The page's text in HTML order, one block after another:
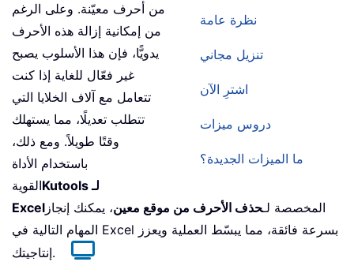
نظرة عامة
تنزيل مجاني
اشترِ الآن
دروس ميزات
ما الميزات الجديدة؟
من أحرف معيّنة. وعلى الرغم
من إمكانية إزالة هذه الأحرف
يدويًّا، فإن هذا الأسلوب يصبح
غير فعّال للغاية إذا كنت
تتعامل مع آلاف الخلايا التي
تتطلب تعديلًا، مما يستهلك
وقتًا طويلاً. ومع ذلك،
باستخدام الأداة
القويةKutools لـ
Excel
المخصصة لـحذف الأحرف من موقع معين، يمكنك إنجاز
المهام التالية في Excel بسرعة فائقة، مما يبسّط العملية ويعزز
إنتاجيتك.